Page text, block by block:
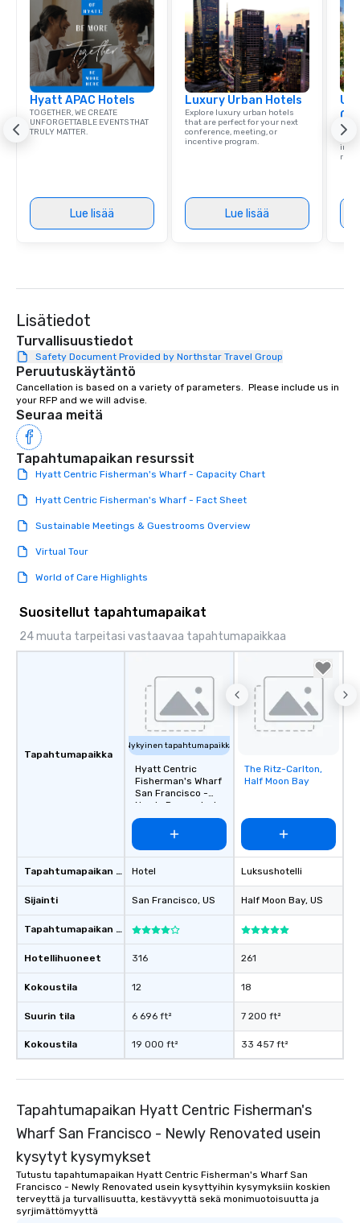
Hyatt APAC Hotels
TOGETHER, WE CREATE
UNFORGETTABLE EVENTS THAT
TRULY MATTER.
Lue lisää
Luxury Urban Hotels
Explore luxury urban hotels
that are perfect for your next
conference, meeting, or
incentive program.
Lue lisää
Find
Lisätiedot
Turvallisuustiedot
Safety Document Provided by Northstar Travel Group
Peruutuskäytäntö
Cancellation is based on a variety of parameters.  Please include us in
your RFP and we will advise.
Seuraa meitä
Tapahtumapaikan resurssit
Hyatt Centric Fisherman's Wharf - Capacity Chart
Hyatt Centric Fisherman's Wharf - Fact Sheet
Sustainable Meetings & Guestrooms Overview
Virtual Tour
World of Care Highlights
Suositellut tapahtumapaikat
24 muuta tarpeitasi vastaavaa tapahtumapaikkaa
Tapahtumapaikka
Tapahtumapaikan tyyppi
Sijainti
Tapahtumapaikan luokitus
Hotellihuoneet
Kokoustila
Suurin tila
Kokoustila
Nykyinen tapahtumapaikka
Hyatt Centric
Fisherman's Wharf
San Francisco -
Newly Renovated
Hotel
San Francisco, US
316
12
6 696 ft²
19 000 ft²
Removed from
favorites
The Ritz-Carlton,
Half Moon Bay
Luksushotelli
Half Moon Bay, US
261
18
7 200 ft²
33 457 ft²
Tapahtumapaikan Hyatt Centric Fisherman's
Wharf San Francisco - Newly Renovated usein
kysytyt kysymykset
Tutustu tapahtumapaikan Hyatt Centric Fisherman's Wharf San
Francisco - Newly Renovated usein kysyttyihin kysymyksiin koskien
terveyttä ja turvallisuutta, kestävyyttä sekä monimuotoisuutta ja
syrjimättömyyttä